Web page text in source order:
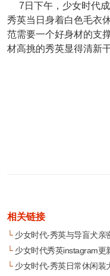
7日下午，少女时代成
秀英当日身着白色毛衣
范需要一个好身材的支
材高挑的秀英显得清新干
相关链接
└少女时代-秀英与导盲犬亲
└少女时代秀英instagram更
└少女时代-秀英日常休闲装